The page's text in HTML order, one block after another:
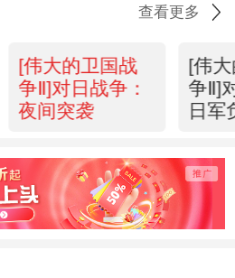
查看更多
[伟大的卫国战
争Ⅱ]对日战争：
夜间突袭
[伟
争Ⅱ]
日军